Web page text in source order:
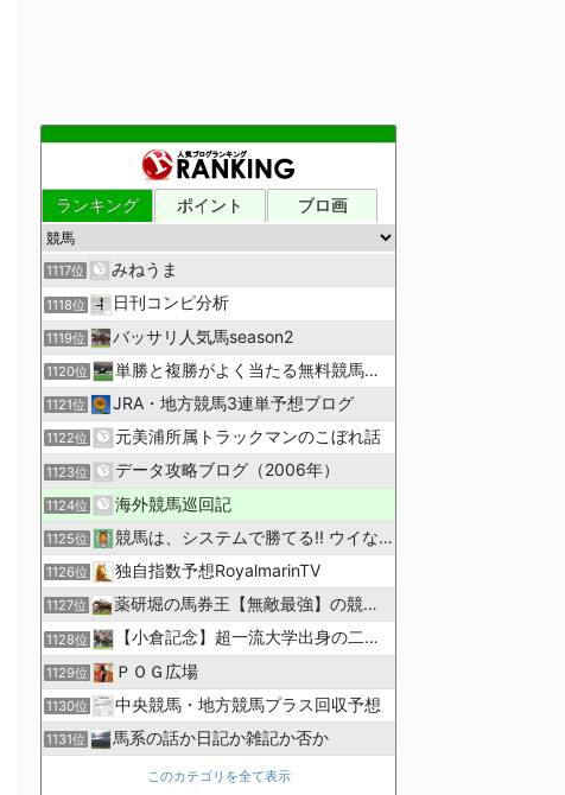
ランキング ポイント ブロ画
1117位 みねうま
1118位 日刊コンピ分析
1119位 バッサリ人気馬season2
1120位 単勝と複勝がよく当たる無料競馬予想ブログ
1121位 JRA・地方競馬3連単予想ブログ
1122位 元美浦所属トラックマンのこぼれ話
1123位 データ攻略ブログ（2006年）
1124位 海外競馬巡回記
1125位 競馬は、システムで勝てる!! ウイなび
1126位 独自指数予想RoyalmarinTV
1127位 薬研堀の馬券王【無敵最強】の競馬予想
1128位 【小倉記念】超一流大学出身の二人で理論競馬
1129位 ＰＯＧ広場
1130位 中央競馬・地方競馬プラス回収予想
1131位 馬系の話か日記か雑記か否か
このカテゴリを全て表示